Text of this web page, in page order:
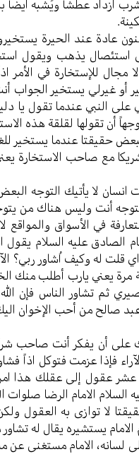
ازداد عطشاً ویُشبه ایضاً
عادة عند الحیرة
استئصال یذهب ویقول
مجال للإستخارة في الأمر
أو غیرلي یستخیر
النبي عندما تقول یا
أن تقولها لقلقة هذه
حقیقتا عندما یستخیر
مع صاحب الاستخارة
لا یأتيك التوجه
أنت ولیس هناك من
في الأسواق والمواقع
الصادق علیه السلام یقول
قلت له وکیف اُشاور ربي؟
مرة يعني یارب أطلب منك
ثم تشاور الناس
صالح من أحب الإخوان الیك
أن یفکر أنت صاحب
فإذا عزمت فتوکل اذاً
عقول إلی عقلك هذا امر
الامام الرضا صلوات
لا توازی به العقول ولکن
یستشیره یقال له تشاور
لسانه، الامام مستغنی عن